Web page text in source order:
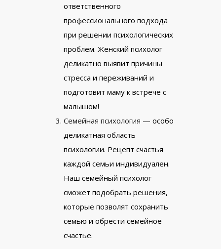
ответственного
профессионального подхода
при решении психологических
проблем. Женский психолог
деликатно выявит причины
стресса и переживаний и
подготовит маму к встрече с
малышом!
Семейная психология — особо
деликатная область
психологии. Рецепт счастья
каждой семьи индивидуален.
Наш семейный психолог
сможет подобрать решения,
которые позволят сохранить
семью и обрести семейное
счастье.